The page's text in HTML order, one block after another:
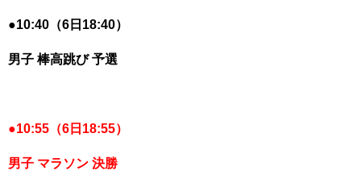
●10:40（6日18:40）
男子 棒高跳び 予選
●10:55（6日18:55）
男子 マラソン 決勝